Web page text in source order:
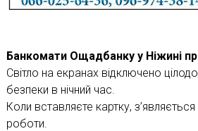
Банкомати Ощадбанку у Ніжині
Світло на екранах відключено
безпеки в нічний час.
Коли вставляєте картку, з’являється
роботи.